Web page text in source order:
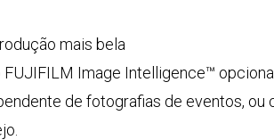
mais bela
Image Intelligence™ opcional
de fotografias de eventos, ou